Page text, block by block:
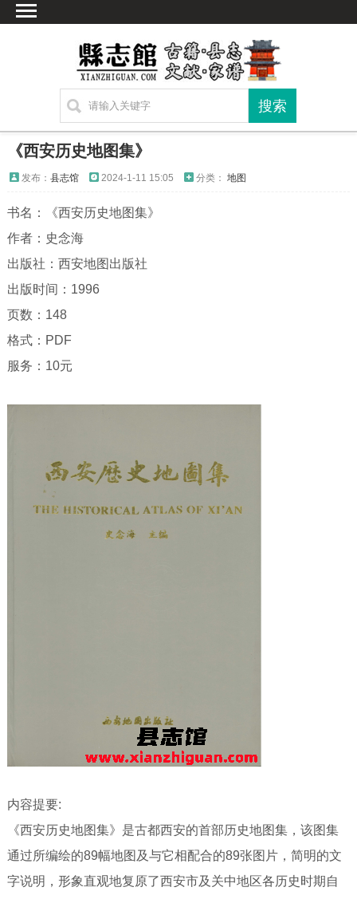
方志
新编方志
联系方式
《西安历史地图集》
发布： 县志馆 2024-1-11 15:05 分类： 地图
书名：《西安历史地图集》
作者：史念海
出版社：西安地图出版社
出版时间：1996
页数：148
格式：PDF
服务：10元
内容提要:
《西安历史地图集》是古都西安的首部历史地图集，该图集
通过所编绘的89幅地图及与它相配合的89张图片，简明的文
字说明，形象直观地复原了西安市及关中地区各历史时期自